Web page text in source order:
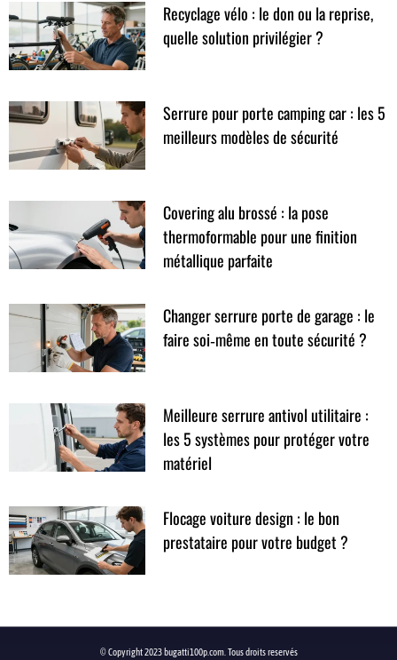
Recyclage vélo : le don ou la reprise,
quelle solution privilégier ?
Serrure pour porte camping car : les 5
meilleurs modèles de sécurité
Covering alu brossé : la pose
thermoformable pour une finition
métallique parfaite
Changer serrure porte de garage : le
faire soi‑même en toute sécurité ?
Meilleure serrure antivol utilitaire :
les 5 systèmes pour protéger votre
matériel
Flocage voiture design : le bon
prestataire pour votre budget ?
© Copyright 2023 bugatti100p.com. Tous droits reservés